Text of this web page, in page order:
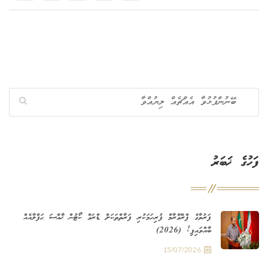
ފަހުގެ ޚަބަރު
ފަރުވާގެ ޕްރޮގްރާމް ފުރިހަމަކުރި ފަރާތްތަކަށް ޑްރަގް ކޯޓުން ޚާއްސަ ޙަފްލާއެއް
ބާއްވައިފި! (2026)
15/07/2026